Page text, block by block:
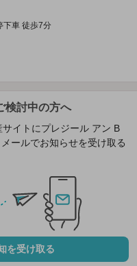
下車 徒歩7分
検討中の方へ
イトにプレジール アン B
ールでお知らせを受け取る
を受け取る